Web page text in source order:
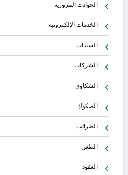
الحوادث المرورية
الخدمات الإلكترونية
السندات
الشركات
الشكاوى
الصكوك
الضرائب
الطعن
العقود